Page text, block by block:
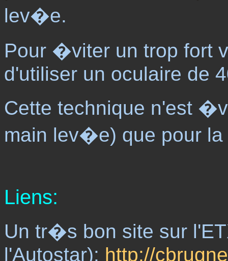
lev�e.
Pour �viter un trop fort
d'utiliser un oculaire de
Cette technique n'est
main lev�e) que pour la
Liens:
Un tr�s bon site sur
l'Autostar): http://